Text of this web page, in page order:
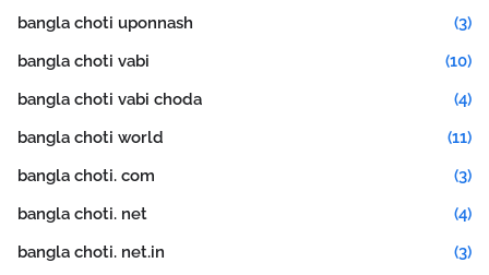
bangla choti uponnash
(3)
bangla choti vabi
(10)
bangla choti vabi choda
(4)
bangla choti world
(11)
bangla choti. com
(3)
bangla choti. net
(4)
bangla choti. net.in
(3)